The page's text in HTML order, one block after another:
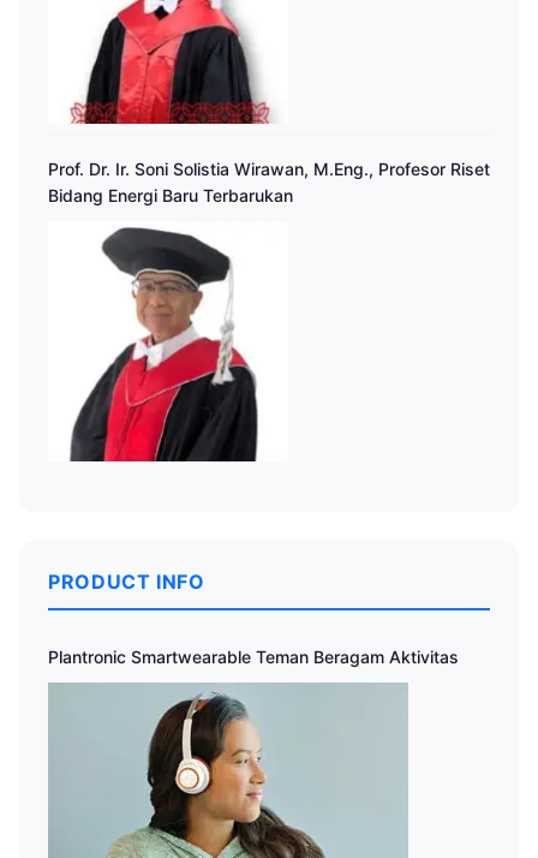
Prof. Dr. Ir. Soni Solistia Wirawan, M.Eng., Profesor Riset
Bidang Energi Baru Terbarukan
PRODUCT INFO
Plantronic Smartwearable Teman Beragam Aktivitas